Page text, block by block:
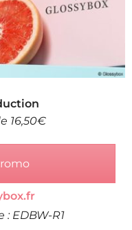
16,50€
EDBW-R1